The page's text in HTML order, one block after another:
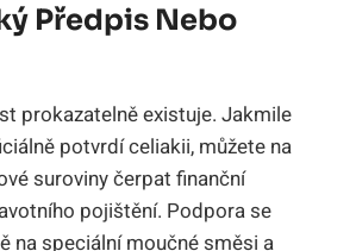
Předpis Nebo
prokazatelně existuje. Jakmile
potvrdí celiakii, můžete na
suroviny čerpat finanční
pojištění. Podpora se
na speciální moučné směsi a